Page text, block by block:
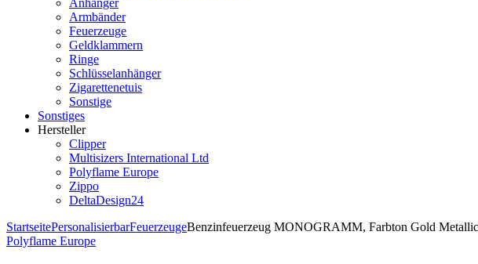
Anhänger
Armbänder
Feuerzeuge
Geldklammern
Ringe
Schlüsselanhänger
Zigarettenetuis
Sonstige
Sonstiges
Hersteller
Clipper
Multisizers International Ltd
Polyflame Europe
Zippo
DeltaDesign24
StartseitePersonalisierbarFeuerzeugeBenzinfeuerzeug MONOGRAMM, Farbton Gold
Polyflame Europe